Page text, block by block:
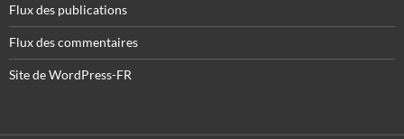
Flux des publications
Flux des commentaires
Site de WordPress-FR